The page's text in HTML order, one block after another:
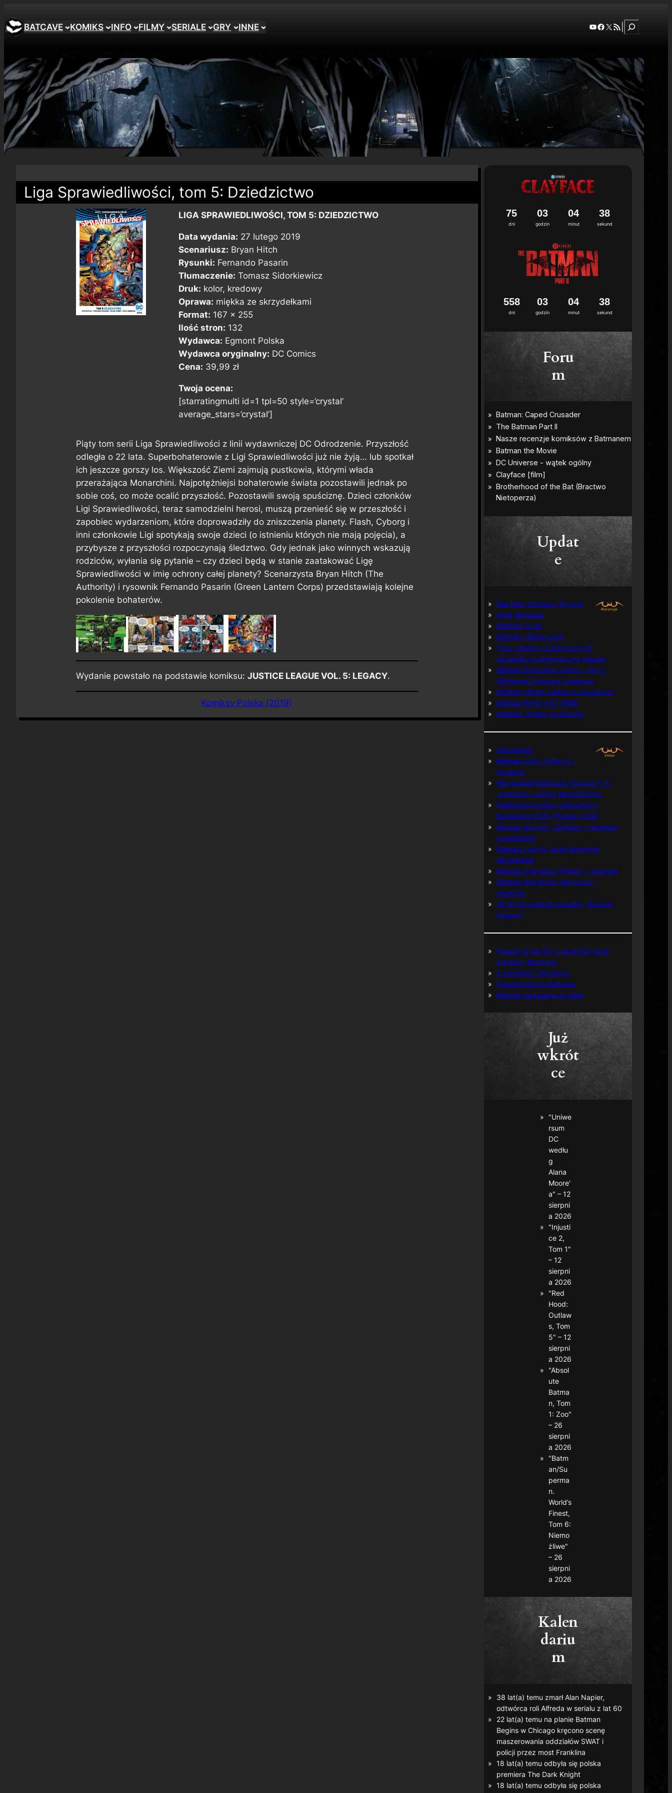
BATCAVE KOMIKS INFO FILMY SERIALE GRY INNE YouTube
Facebook
X RSS FeedSzukaj
Liga Sprawiedliwości, tom 5: Dziedzictwo
LIGA SPRAWIEDLIWOŚCI, TOM 5: DZIEDZICTWO
Data wydania: 27 lutego 2019
Scenariusz: Bryan Hitch
Rysunki: Fernando Pasarin
Tłumaczenie: Tomasz Sidorkiewicz
Druk: kolor, kredowy
Oprawa: miękka ze skrzydełkami
Format: 167 x 255
Ilość stron: 132
Wydawca: Egmont Polska
Wydawca oryginalny: DC Comics
Cena: 39,99 zł
Twoja ocena:
[starratingmulti id=1 tpl=50 style=’crystal’
average_stars=’crystal’]
Piąty tom serii Liga Sprawiedliwości z linii wydawniczej DC Odrodzenie. Przyszłość
odległa o 22 lata. Superbohaterowie z Ligi Sprawiedliwości już nie żyją… lub spotkał
ich jeszcze gorszy los. Większość Ziemi zajmują pustkowia, którymi włada
przerażająca Monarchini. Najpotężniejsi bohaterowie świata pozostawili jednak po
sobie coś, co może ocalić przyszłość. Pozostawili swoją spuściznę. Dzieci członków
Ligi Sprawiedliwości, teraz samodzielni herosi, muszą przenieść się w przeszłość i
zapobiec wydarzeniom, które doprowadziły do zniszczenia planety. Flash, Cyborg i
inni członkowie Ligi spotykają swoje dzieci (o istnieniu których nie mają pojęcia), a
przybysze z przyszłości rozpoczynają śledztwo. Gdy jednak jako winnych wskazują
rodziców, wyłania się pytanie – czy dzieci będą w stanie zaatakować Ligę
Sprawiedliwości w imię ochrony całej planety? Scenarzysta Bryan Hitch (The
Authority) i rysownik Fernando Pasarin (Green Lantern Corps) przedstawiają kolejne
pokolenie bohaterów.
Wydanie powstało na podstawie komiksu: JUSTICE LEAGUE VOL. 5: LEGACY.
Komiksy Polska (2019)
dni
75
godzin
03
minut
04
sekund
37
dni
558
godzin
03
minut
04
sekund
37
Foru
m
Updat
e
Bat-Man: Pierwszy Rycerz
Grób Batmana
Batman: Hush
Batman: Wojna Cieni
Tuzy Jokera: 13 klasycznych
opowieści o zbrodniczym klaunie
Batman Detective Comics, Tom 1:
Gothamski Nokturn: Uwertura
Batman: Wojna żartów z zagadkami
Batman #445-447, #480
Batman: Śmierć w rodzinie
Wątpliwość
Batman: Dark Patterns –
recenzja
Nie prześpij Batmana i Robina P. K.
Johnsona + zimny jak lód bonus
Najlepsze komiksy związane z
Batmanem 2025 (Polska i USA)
Batman Arkham: Clayface – recenzja,
prezentacja
Batman i ukryty skarb Berniego
Wrightsona
Batman: Full Moon (Pełnia) – recenzja
Batman and Robin: Memento –
recenzja
30 lat od polskiej premiery „Batman
Forever”
Powrót do lat 60. z okazji 60-lecia
premiery Batmana
Z archiwum TM-Semic
Nawiązania do Batmana
Batman na kasetach video
Już
wkrót
ce
"Uniwe
rsum
DC
wedłu
g
Alana
Moore'
a" – 12
sierpni
a 2026
"Injusti
ce 2,
Tom 1"
– 12
sierpni
a 2026
"Red
Hood:
Outlaw
s, Tom
5" – 12
sierpni
a 2026
"Absol
ute
Batma
n, Tom
1: Zoo"
– 26
sierpni
a 2026
"Batm
an/Su
perma
n.
World’s
Finest,
Tom 6:
Niemo
żliwe"
– 26
sierpni
a 2026
Kalen
dariu
m
38 lat(a) temu zmarł Alan Napier,
odtwórca roli Alfreda w serialu z lat 60
22 lat(a) temu na planie Batman
Begins w Chicago kręcono scenę
maszerowania oddziałów SWAT i
policji przez most Franklina
18 lat(a) temu odbyła się polska
premieraThe Dark Knight
18 lat(a) temu odbyła się polska